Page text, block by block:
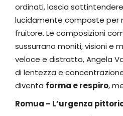
ordinati, lascia
lucidamente composte per
fruitore. Le composizioni
sussurrano moniti, visioni e
veloce e distratto, Angela
di lentezza e
diventa forma e respiro,
Romua – L’urgenza